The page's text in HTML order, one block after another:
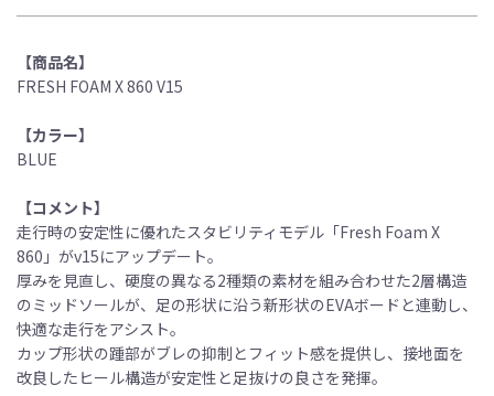
【商品名】
FRESH FOAM X 860 V15
【カラー】
BLUE
【コメント】
走行時の安定性に優れたスタビリティモデル「Fresh Foam X
860」がv15にアップデート。
厚みを見直し、硬度の異なる2種類の素材を組み合わせた2層構造
のミッドソールが、足の形状に沿う新形状のEVAボードと連動し、
快適な走行をアシスト。
カップ形状の踵部がブレの抑制とフィット感を提供し、接地面を
改良したヒール構造が安定性と足抜けの良さを発揮。